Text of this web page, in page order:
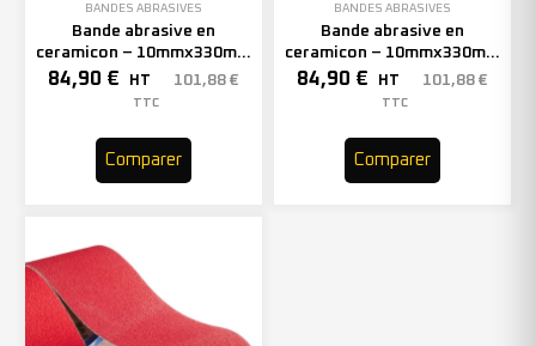
BANDES ABRASIVES
Bande abrasive en
ceramicon – 10mmx330mm
– Grain 60 – 333002 (x50)
84,90 € HT 101,88 €
TTC
Comparer
BANDES ABRASIVES
Bande abrasive en
ceramicon – 10mmx330mm
– Grain 80 – 333003 (x50)
84,90 € HT 101,88 €
TTC
Comparer